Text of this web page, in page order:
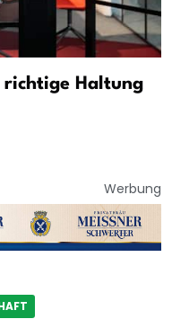
richtige Haltung
Werbung